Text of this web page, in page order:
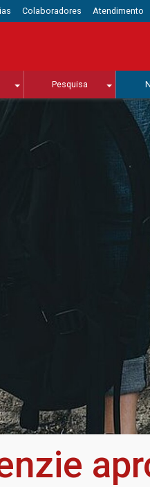
Colaboradores Atendimento
Pesquisa